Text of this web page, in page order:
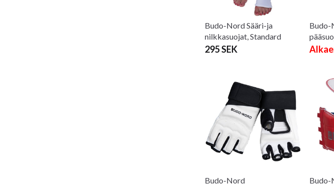
Budo-Nord Sääri-ja
nilkkasuojat, Standard
295 SEK
Budo-
Budo-Nord
Budo-